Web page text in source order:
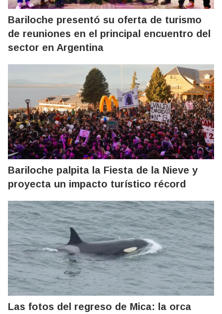
Bariloche presentó su oferta de turismo
de reuniones en el principal encuentro del
sector en Argentina
Bariloche palpita la Fiesta de la Nieve y
proyecta un impacto turístico récord
Las fotos del regreso de Mica: la orca